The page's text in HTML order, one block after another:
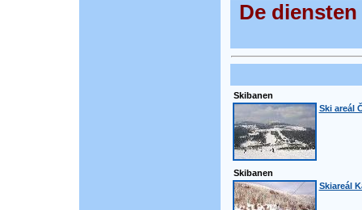
De
Skibanen
Ski areál
Skibanen
Skiareál